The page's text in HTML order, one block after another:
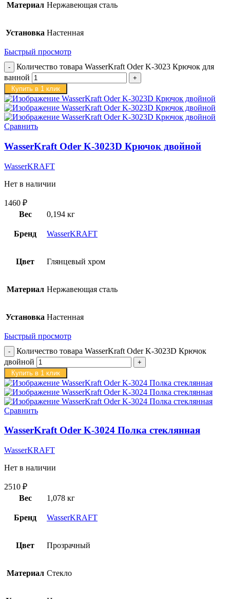
Материал Нержавеющая сталь
Установка Настенная
Быстрый просмотр
Количество товара WasserKraft Oder K-3023 Крючок для
ванной
Купить в 1 клик
Сравнить
WasserKraft Oder K-3023D Крючок двойной
WasserKRAFT
Нет в наличии
1460 ₽
Вес
0,194 кг
Бренд WasserKRAFT
Цвет Глянцевый хром
Материал Нержавеющая сталь
Установка Настенная
Быстрый просмотр
Количество товара WasserKraft Oder K-3023D Крючок
двойной
Купить в 1 клик
Сравнить
WasserKraft Oder K-3024 Полка стеклянная
WasserKRAFT
Нет в наличии
2510 ₽
Вес
1,078 кг
Бренд WasserKRAFT
Цвет Прозрачный
Материал Стекло